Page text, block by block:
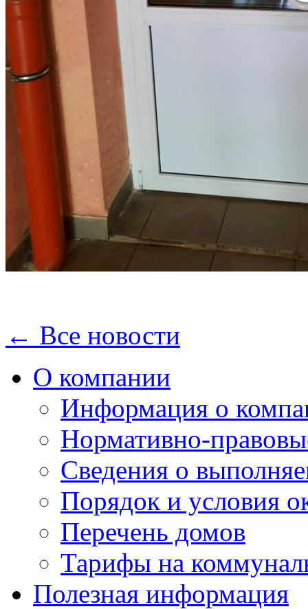
← Все новости
О компании
Информация о
Нормативно-
Сведения о
Порядок и условия
Перечень домов
Тарифы на
Полезная информация